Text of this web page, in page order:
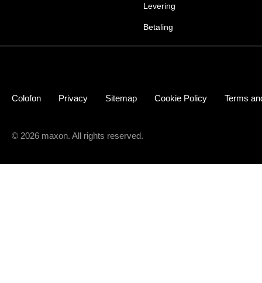
Levering
Betaling
Colofon Privacy Sitemap Cookie Policy Terms
© 2026 maxon. All rights reserved.